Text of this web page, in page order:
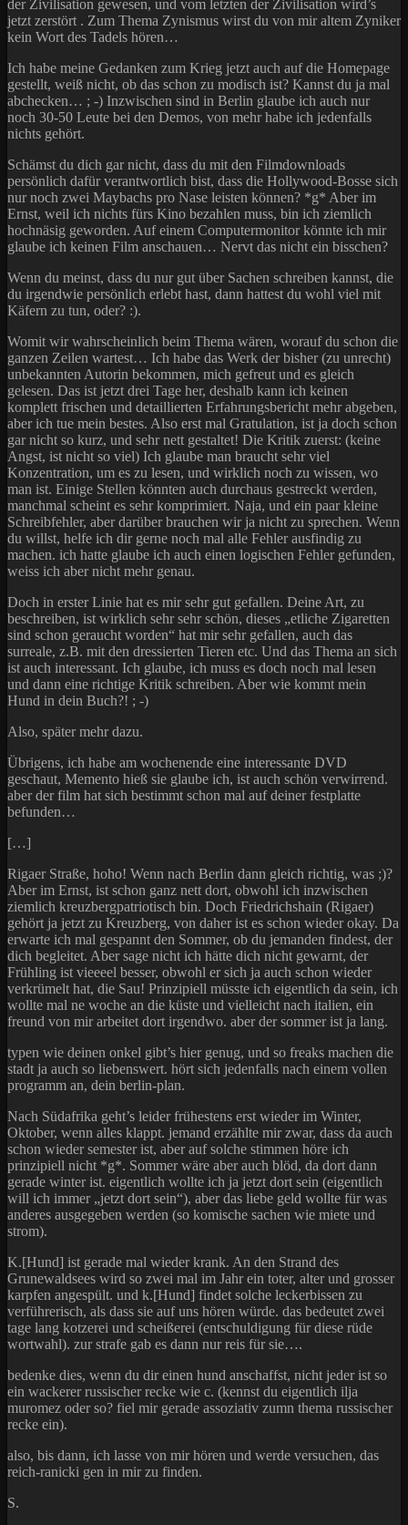
der Zivilisation gewesen, und vom letzten der Zivilisation wird’s
jetzt zerstört . Zum Thema Zynismus wirst du von mir altem Zyniker
kein Wort des Tadels hören…
Ich habe meine Gedanken zum Krieg jetzt auch auf die Homepage
gestellt, weiß nicht, ob das schon zu modisch ist? Kannst du ja mal
abchecken… ; -) Inzwischen sind in Berlin glaube ich auch nur
noch 30-50 Leute bei den Demos, von mehr habe ich jedenfalls
nichts gehört.
Schämst du dich gar nicht, dass du mit den Filmdownloads
persönlich dafür verantwortlich bist, dass die Hollywood-Bosse sich
nur noch zwei Maybachs pro Nase leisten können? *g* Aber im
Ernst, weil ich nichts fürs Kino bezahlen muss, bin ich ziemlich
hochnäsig geworden. Auf einem Computermonitor könnte ich mir
glaube ich keinen Film anschauen… Nervt das nicht ein bisschen?
Wenn du meinst, dass du nur gut über Sachen schreiben kannst, die
du irgendwie persönlich erlebt hast, dann hattest du wohl viel mit
Käfern zu tun, oder? :).
Womit wir wahrscheinlich beim Thema wären, worauf du schon die
ganzen Zeilen wartest… Ich habe das Werk der bisher (zu unrecht)
unbekannten Autorin bekommen, mich gefreut und es gleich
gelesen. Das ist jetzt drei Tage her, deshalb kann ich keinen
komplett frischen und detaillierten Erfahrungsbericht mehr abgeben,
aber ich tue mein bestes. Also erst mal Gratulation, ist ja doch schon
gar nicht so kurz, und sehr nett gestaltet! Die Kritik zuerst: (keine
Angst, ist nicht so viel) Ich glaube man braucht sehr viel
Konzentration, um es zu lesen, und wirklich noch zu wissen, wo
man ist. Einige Stellen könnten auch durchaus gestreckt werden,
manchmal scheint es sehr komprimiert. Naja, und ein paar kleine
Schreibfehler, aber darüber brauchen wir ja nicht zu sprechen. Wenn
du willst, helfe ich dir gerne noch mal alle Fehler ausfindig zu
machen. ich hatte glaube ich auch einen logischen Fehler gefunden,
weiss ich aber nicht mehr genau.
Doch in erster Linie hat es mir sehr gut gefallen. Deine Art, zu
beschreiben, ist wirklich sehr sehr schön, dieses „etliche Zigaretten
sind schon geraucht worden“ hat mir sehr gefallen, auch das
surreale, z.B. mit den dressierten Tieren etc. Und das Thema an sich
ist auch interessant. Ich glaube, ich muss es doch noch mal lesen
und dann eine richtige Kritik schreiben. Aber wie kommt mein
Hund in dein Buch?! ; -)
Also, später mehr dazu.
Übrigens, ich habe am wochenende eine interessante DVD
geschaut, Memento hieß sie glaube ich, ist auch schön verwirrend.
aber der film hat sich bestimmt schon mal auf deiner festplatte
befunden…
[…]
Rigaer Straße, hoho! Wenn nach Berlin dann gleich richtig, was ;)?
Aber im Ernst, ist schon ganz nett dort, obwohl ich inzwischen
ziemlich kreuzbergpatriotisch bin. Doch Friedrichshain (Rigaer)
gehört ja jetzt zu Kreuzberg, von daher ist es schon wieder okay. Da
erwarte ich mal gespannt den Sommer, ob du jemanden findest, der
dich begleitet. Aber sage nicht ich hätte dich nicht gewarnt, der
Frühling ist vieeeel besser, obwohl er sich ja auch schon wieder
verkrümelt hat, die Sau! Prinzipiell müsste ich eigentlich da sein, ich
wollte mal ne woche an die küste und vielleicht nach italien, ein
freund von mir arbeitet dort irgendwo. aber der sommer ist ja lang.
typen wie deinen onkel gibt’s hier genug, und so freaks machen die
stadt ja auch so liebenswert. hört sich jedenfalls nach einem vollen
programm an, dein berlin-plan.
Nach Südafrika geht’s leider frühestens erst wieder im Winter,
Oktober, wenn alles klappt. jemand erzählte mir zwar, dass da auch
schon wieder semester ist, aber auf solche stimmen höre ich
prinzipiell nicht *g*. Sommer wäre aber auch blöd, da dort dann
gerade winter ist. eigentlich wollte ich ja jetzt dort sein (eigentlich
will ich immer „jetzt dort sein“), aber das liebe geld wollte für was
anderes ausgegeben werden (so komische sachen wie miete und
strom).
K.[Hund] ist gerade mal wieder krank. An den Strand des
Grunewaldsees wird so zwei mal im Jahr ein toter, alter und grosser
karpfen angespült. und k.[Hund] findet solche leckerbissen zu
verführerisch, als dass sie auf uns hören würde. das bedeutet zwei
tage lang kotzerei und scheißerei (entschuldigung für diese rüde
wortwahl). zur strafe gab es dann nur reis für sie….
bedenke dies, wenn du dir einen hund anschaffst, nicht jeder ist so
ein wackerer russischer recke wie c. (kennst du eigentlich ilja
muromez oder so? fiel mir gerade assoziativ zumn thema russischer
recke ein).
also, bis dann, ich lasse von mir hören und werde versuchen, das
reich-ranicki gen in mir zu finden.
S.